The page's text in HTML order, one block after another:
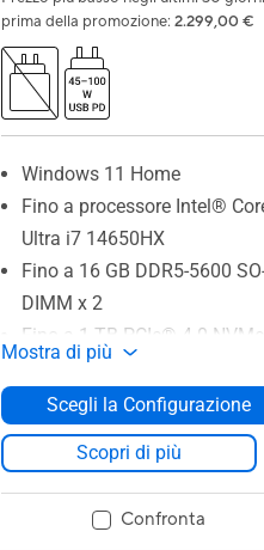
prima della promozione: 2.299,00 €
Windows 11 Home
Fino a processore Intel®
Ultra i7 14650HX
Fino a 16 GB DDR5-5600
DIMM x 2
Fino a 1 TB PCIe® 4.0
M.2 SSD
Fino a GPU NVIDIA® GeForce
RTX™ 5070 per laptop
16", 2,5K (1920 x 1200,
Formato 16:10, Frequenza di
aggiornamento: 165 Hz
Mostra di più
Scegli la Configurazione
Scopri di più
Confronta